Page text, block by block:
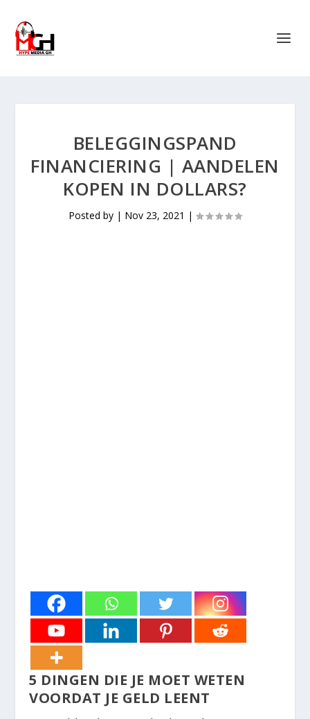
BELEGGINGSPAND
FINANCIERING | AANDELEN
KOPEN IN DOLLARS?
Posted by | Nov 23, 2021 |
5 DINGEN DIE JE MOET WETEN
VOORDAT JE GELD LEENT